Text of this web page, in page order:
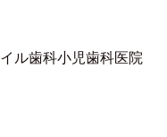
ル歯科小児歯科医院